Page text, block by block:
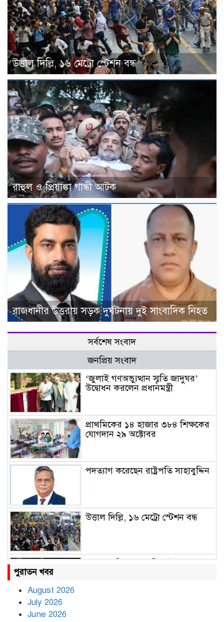
উত্তাল দিল্লি, ১৬ মেট্রো স্টেশন বন্ধ
রাহুল ও প্রিয়াঙ্কা গান্ধী আটক
রাজধানীর উত্তরায় সড়ক দুর্ঘটনায় দুই সাংবাদিক নিহত
সর্বশেষ সংবাদ
জনপ্রিয় সংবাদ
‘জুলাই গণঅভ্যুত্থান স্মৃতি জাদুঘর’
উদ্বোধন করলেন প্রধানমন্ত্রী
প্রাথমিকের ১৪ হাজার ৩৮৪ শিক্ষকের
যোগদান ২৯ অক্টোবর
পদত্যাগ করেছেন রাষ্ট্রপতি সাহাবুদ্দিন
উত্তাল দিল্লি, ১৬ মেট্রো স্টেশন বন্ধ
পুরাতন খবর
August 2026
July 2026
June 2026